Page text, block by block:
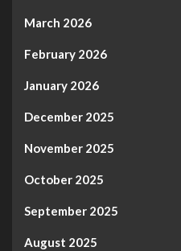
March 2026
February 2026
January 2026
December 2025
November 2025
October 2025
September 2025
August 2025